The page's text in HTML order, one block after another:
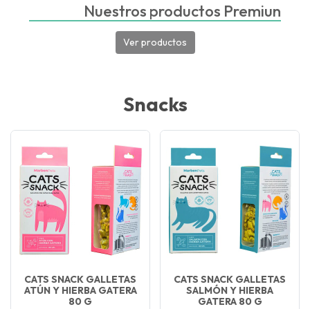
Nuestros productos Premiun
Ver productos
Snacks
CATS SNACK GALLETAS
ATÚN Y HIERBA GATERA
80 G
CATS SNACK GALLETAS
SALMÓN Y HIERBA
GATERA 80 G